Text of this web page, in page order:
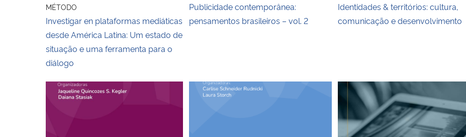
MÉTODO
Investigar en plataformas mediáticas
desde América Latina: Um estado de
situação e uma ferramenta para o
diálogo
Publicidade contemporânea:
pensamentos brasileiros – vol. 2
Identidades & territórios: cultura,
comunicação e desenvolvimento
Capa do ebook Comunicação Pública Capa do livro Lógicas da mídia Manual da .TXT